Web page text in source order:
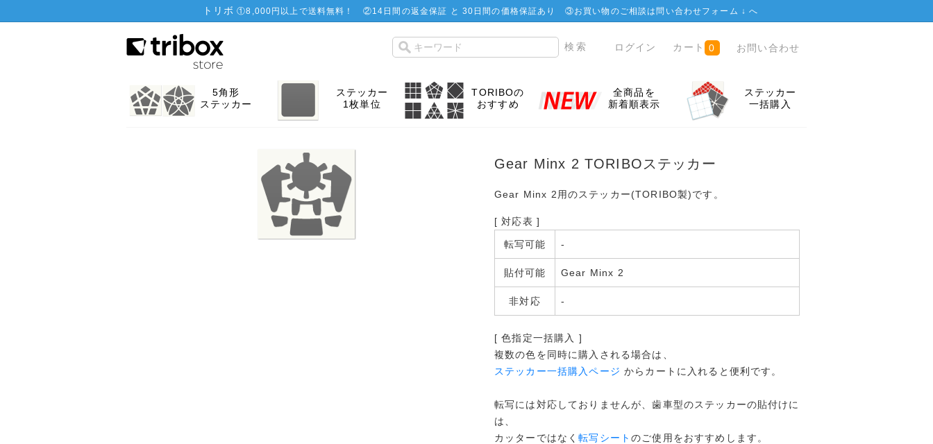
トリボ ①8,000円以上で送料無料！ ②14日間の返金保証 と 30日間の価格保証あり ③お買い物のご相談は問い合わせフォーム ↓へ
ログイン カート 0 お問い合わせ
5角形
ステッカー
ステッカー
1枚単位
TORIBOの
おすすめ
全商品を
新着順表示
ステッカー
一括購入
Gear Minx 2 TORIBOステッカー
Gear Minx 2用のステッカー(TORIBO製)です。
[ 対応表 ]
転写可能 -
貼付可能 Gear Minx 2
非対応 -
[ 色指定一括購入 ]
複数の色を同時に購入される場合は、
ステッカー一括購入ページ からカートに入れると便利です。
転写には対応しておりませんが、歯車型のステッカーの貼付けに
は、
カッターではなく転写シートのご使用をおすすめします。